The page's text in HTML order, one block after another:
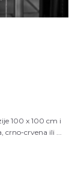
100 x 100 cm i
crno-crvena ili ...